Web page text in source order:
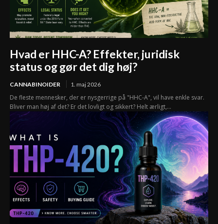
Hvad er HHC-A? Effekter, juridisk
status og gør det dig høj?
CANNABINOIDER 1. maj 2026
De fleste mennesker, der er nysgerrige på "HHC-A", vil have enkle svar.
Bliver man høj af det? Er det lovligt og sikkert? Helt ærligt,...